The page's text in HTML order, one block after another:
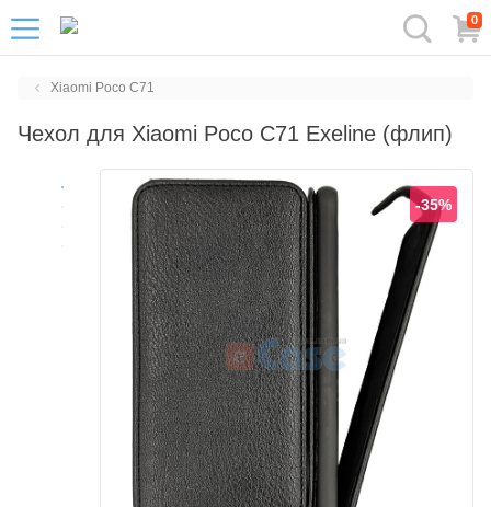
0
Xiaomi Poco C71
Чехол для Xiaomi Poco C71 Exeline (флип)
-35%